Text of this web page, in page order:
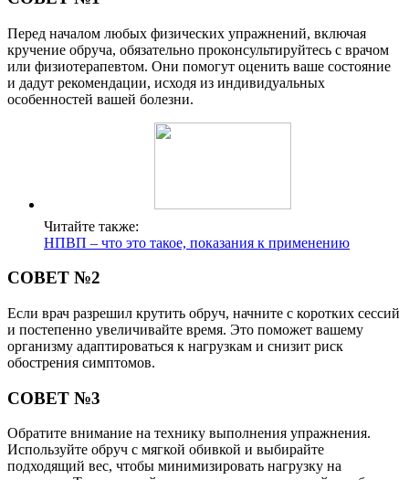
Перед началом любых физических упражнений, включая
кручение обруча, обязательно проконсультируйтесь с врачом
или физиотерапевтом. Они помогут оценить ваше состояние
и дадут рекомендации, исходя из индивидуальных
особенностей вашей болезни.
Читайте также:
НПВП – что это такое, показания к применению
СОВЕТ №2
Если врач разрешил крутить обруч, начните с коротких сессий
и постепенно увеличивайте время. Это поможет вашему
организму адаптироваться к нагрузкам и снизит риск
обострения симптомов.
СОВЕТ №3
Обратите внимание на технику выполнения упражнения.
Используйте обруч с мягкой обивкой и выбирайте
подходящий вес, чтобы минимизировать нагрузку на